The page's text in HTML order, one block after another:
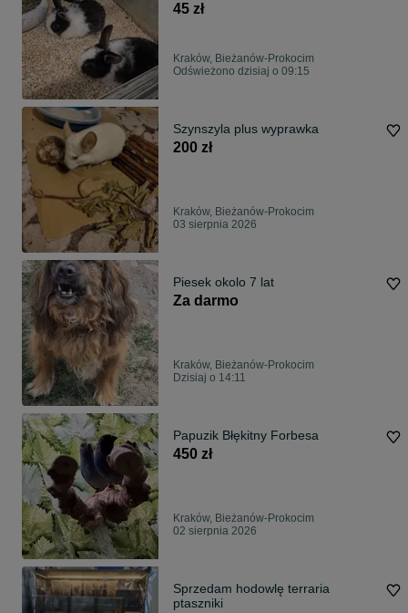
45 zł
Kraków, Bieżanów-Prokocim
Odświeżono dzisiaj o 09:15
Szynszyla plus wyprawka
200 zł
Kraków, Bieżanów-Prokocim
03 sierpnia 2026
Piesek okolo 7 lat
Za darmo
Kraków, Bieżanów-Prokocim
Dzisiaj o 14:11
Papuzik Błękitny Forbesa
450 zł
Kraków, Bieżanów-Prokocim
02 sierpnia 2026
Sprzedam hodowlę terraria
ptaszniki